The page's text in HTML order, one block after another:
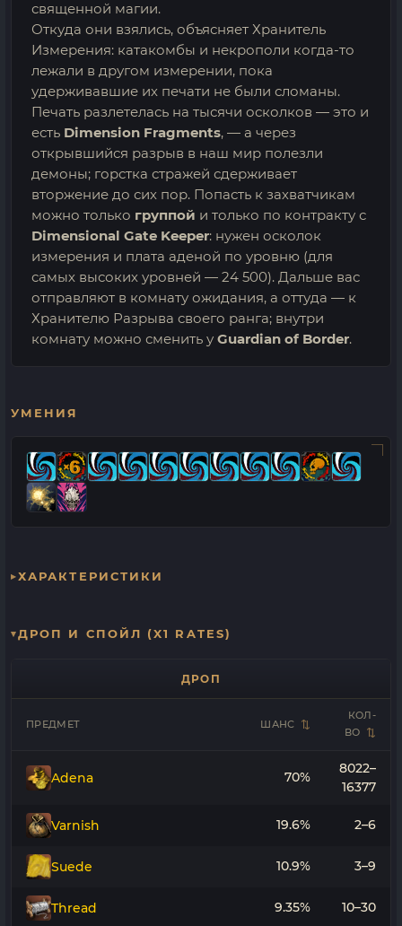
священной магии.
Откуда они взялись, объясняет Хранитель
Измерения: катакомбы и некрополи когда-то
лежали в другом измерении, пока
удерживавшие их печати не были сломаны.
Печать разлетелась на тысячи осколков — это и
есть Dimension Fragments, — а через
открывшийся разрыв в наш мир полезли
демоны; горстка стражей сдерживает
вторжение до сих пор. Попасть к захватчикам
можно только группой и только по контракту с
Dimensional Gate Keeper: нужен осколок
измерения и плата аденой по уровню (для
самых высоких уровней — 24 500). Дальше вас
отправляют в комнату ожидания, а оттуда — к
Хранителю Разрыва своего ранга; внутри
комнату можно сменить у Guardian of Border.
УМЕНИЯ
ХАРАКТЕРИСТИКИ
ДРОП И СПОЙЛ (X1 RATES)
ДРОП
ПРЕДМЕТ ШАНС
КОЛ-
ВО
Adena 70%
8022–
16377
Varnish 19.6% 2–6
Suede 10.9% 3–9
Thread 9.35% 10–30